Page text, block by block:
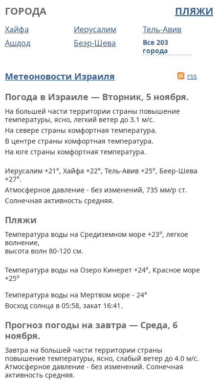
ПЛЯЖИ
ГОРОДА
Хайфа Иерусалим
Тель-Авив
Ашдод
Беэр-Шева
Все 203
города
Метеоновости Израиля rss
Погода в Израиле — Вторник, 5 ноября.
На большей части территории страны повышение
температуры, ясно, легкий ветер до 3.1 м/с.
На севере страны комфортная температура.
В центре страны комфортная температура.
На юге страны комфортная температура.
Иерусалим +21°, Хайфа +22°, Тель-Авив +25°, Беер-Шева
+27°.
Атмосферное давление - без изменений, 735 мм/р ст.
Солнечная активность средняя.
Пляжи
Температура воды на Средиземном море +23°, легкое
волнение,
высота волн 80-120 см.
Температура воды на Озеро Кинерет +24°, Красное море
+25°
Температура воды на Мертвом море - 24°
Восход солнца в 05:58, закат 16:41.
Прогноз погоды на завтра — Среда, 6
ноября.
Завтра на большей части территории страны
повышение температуры, ясно, слабый ветер до 4.0 м/с.
Атмосферное давление - без изменений. Солнечная
активность средняя.